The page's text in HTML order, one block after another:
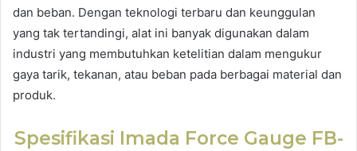
dan beban. Dengan teknologi terbaru dan keunggulan
yang tak tertandingi, alat ini banyak digunakan dalam
industri yang membutuhkan ketelitian dalam mengukur
gaya tarik, tekanan, atau beban pada berbagai material dan
produk.
Spesifikasi Imada Force Gauge FB-